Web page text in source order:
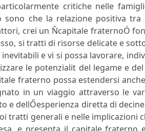
critiche nelle
che la relazione positiva tra
crei un Ňcapitale fraternoÓ
si tratti di risorse delicate e
e vi si possa lavorare,
le potenzialit del legame e
fraterno possa estendersi
in un viaggio attraverso le
e dellŐesperienza diretta di
tratti generali e nelle implicazioni